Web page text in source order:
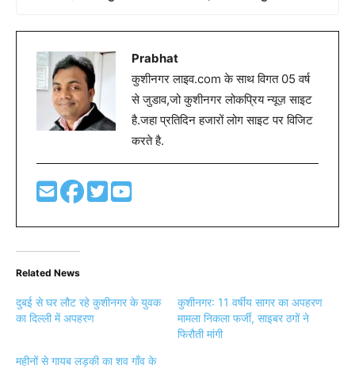
Prabhat
कुशीनगर लाइव.com के साथ विगत 05 वर्ष
से जुडाव,जो कुशीनगर लोकप्रिय न्यूज़ साइट
है.जहा प्रतिदिन हजारों लोग साइट पर विजिट
करते है.
Related News
दुबई से घर लौट रहे कुशीनगर के युवक
का दिल्ली में अपहरण
कुशीनगर: 11 वर्षीय सागर का अपहरण
मामला निकला फर्जी, साइबर ठगों ने
फिरौती मांगी
महीनों से गायब लड़की का शव गाँव के